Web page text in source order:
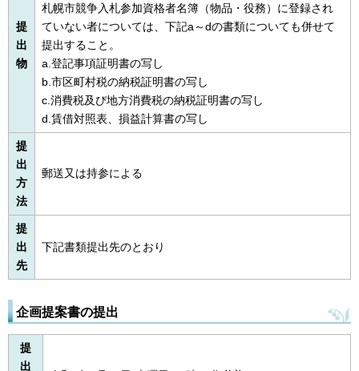
提
出
物
札幌市競争入札参加資格者名簿（物品・役務）に登録され
ていない者については、下記a～dの書類についても併せて
提出すること。
a.登記事項証明書の写し
b.市区町村税の納税証明書の写し
c.消費税及び地方消費税の納税証明書の写し
d.賃借対照表、損益計算書の写し
提
出
方
法
郵送又は持参による
提
出
先
下記書類提出先のとおり
企画提案書の提出
提
出